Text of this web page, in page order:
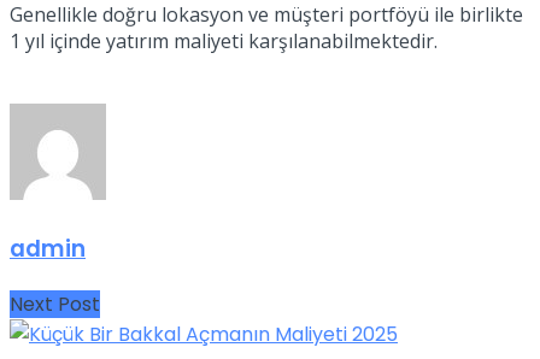
Genellikle doğru lokasyon ve müşteri portföyü ile birlikte
1 yıl içinde yatırım maliyeti karşılanabilmektedir.
admin
Next Post